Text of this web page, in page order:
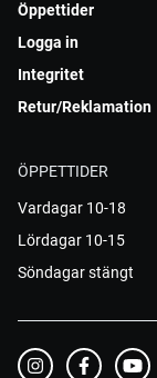
Öppettider
Logga in
Integritet
Retur/Reklamation
ÖPPETTIDER
Vardagar 10-18
Lördagar 10-15
Söndagar stängt